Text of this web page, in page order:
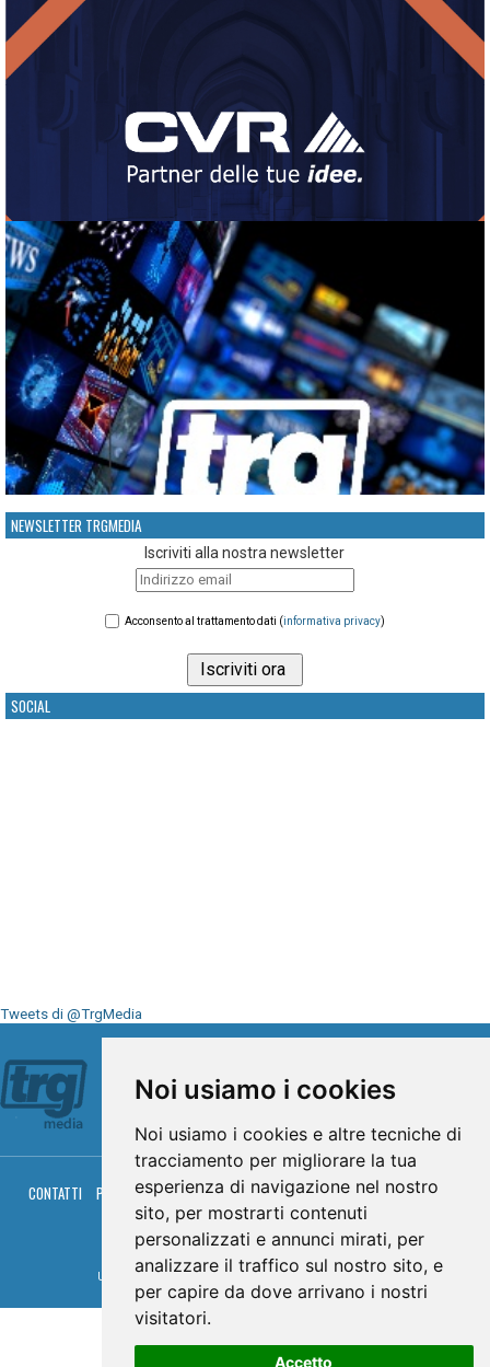
Noi usiamo i cookies
Noi usiamo i cookies e altre tecniche di
tracciamento per migliorare la tua
esperienza di navigazione nel nostro
sito, per mostrarti contenuti
personalizzati e annunci mirati, per
analizzare il traffico sul nostro sito, e
per capire da dove arrivano i nostri
visitatori.
Accetto
NEWSLETTER TRGMEDIA
Iscriviti alla nostra newsletter
Acconsento al trattamento dati (informativa privacy)
SOCIAL
Tweets di @TrgMedia
CONTATTI PRIVACY COOKIES PALINSESTO DIRETTA TV
DIRETTA RADIO
RGM HITRADIO
© TRG Media 2005-2026
Umbria Televisioni s.r.l. - P.I.00496230541 - www.trgmedia.it - Powered by